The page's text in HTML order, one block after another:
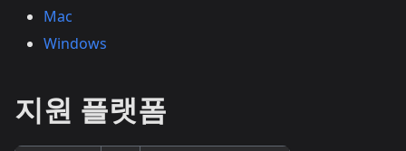
Mac
Windows
지원 플랫폼